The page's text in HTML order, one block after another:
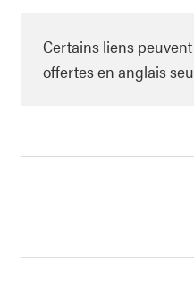
Certains liens
offertes en anglais